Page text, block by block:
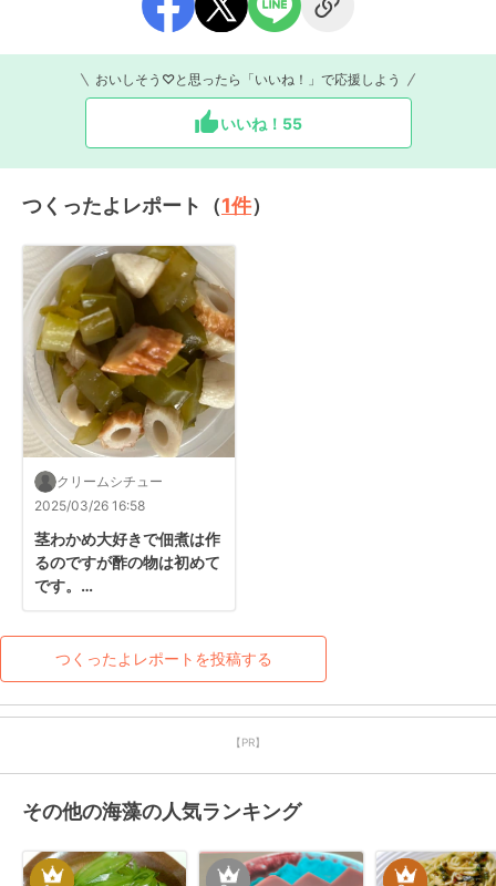
おいしそう♡と思ったら「いいね！」で応援しよう
いいね！ 55
つくったよレポート（1件）
クリームシチュー
2025/03/26 16:58
茎わかめ大好きで佃煮は作
るのですが酢の物は初めて
です。
ました。箸休めには最高で
すねつくったよレポートを投稿する
【PR】
その他の海藻の人気ランキング